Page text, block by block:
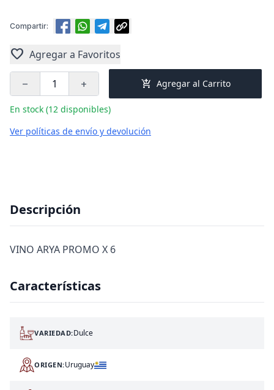
Compartir:
favorite Agregar a Favoritos
remove add add_shopping_cart Agregar al Carrito
En stock (12 disponibles)
Ver políticas de envío y devolución
Descripción
VINO ARYA PROMO X 6
Características
VARIEDAD:Dulce
ORIGEN:Uruguay